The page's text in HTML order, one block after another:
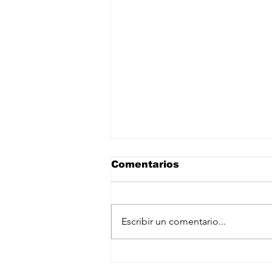
Comentarios
Escribir un comentario...